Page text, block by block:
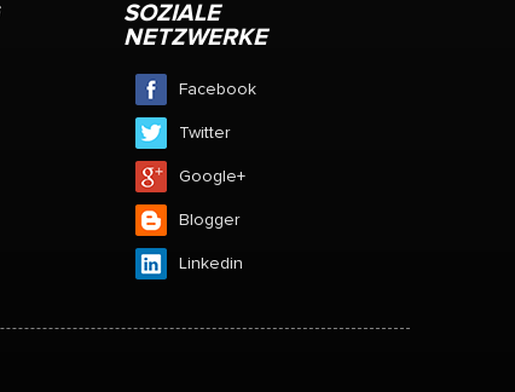
SOZIALE
NETZWERKE
Facebook
Twitter
Google+
Blogger
Linkedin